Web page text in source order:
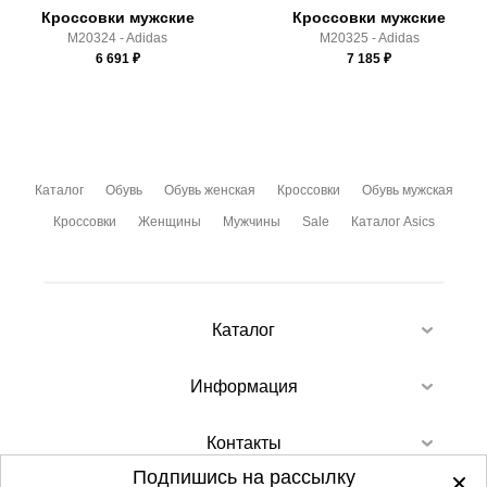
Кроссовки мужские
M20324 - Adidas
6 691₽
Кроссовки мужские
M20325 - Adidas
7 185 ₽
Каталог Обувь Обувь женская Кроссовки Обувь мужская
Кроссовки Женщины Мужчины Sale Каталог Asics
Каталог
Информация
Контакты
Подпишись на рассылку